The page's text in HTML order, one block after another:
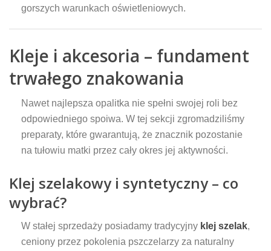
gorszych warunkach oświetleniowych.
Kleje i akcesoria – fundament
trwałego znakowania
Nawet najlepsza opalitka nie spełni swojej roli bez
odpowiedniego spoiwa. W tej sekcji zgromadziliśmy
preparaty, które gwarantują, że znacznik pozostanie
na tułowiu matki przez cały okres jej aktywności.
Klej szelakowy i syntetyczny – co
wybrać?
W stałej sprzedaży posiadamy tradycyjny klej szelak,
ceniony przez pokolenia pszczelarzy za naturalny